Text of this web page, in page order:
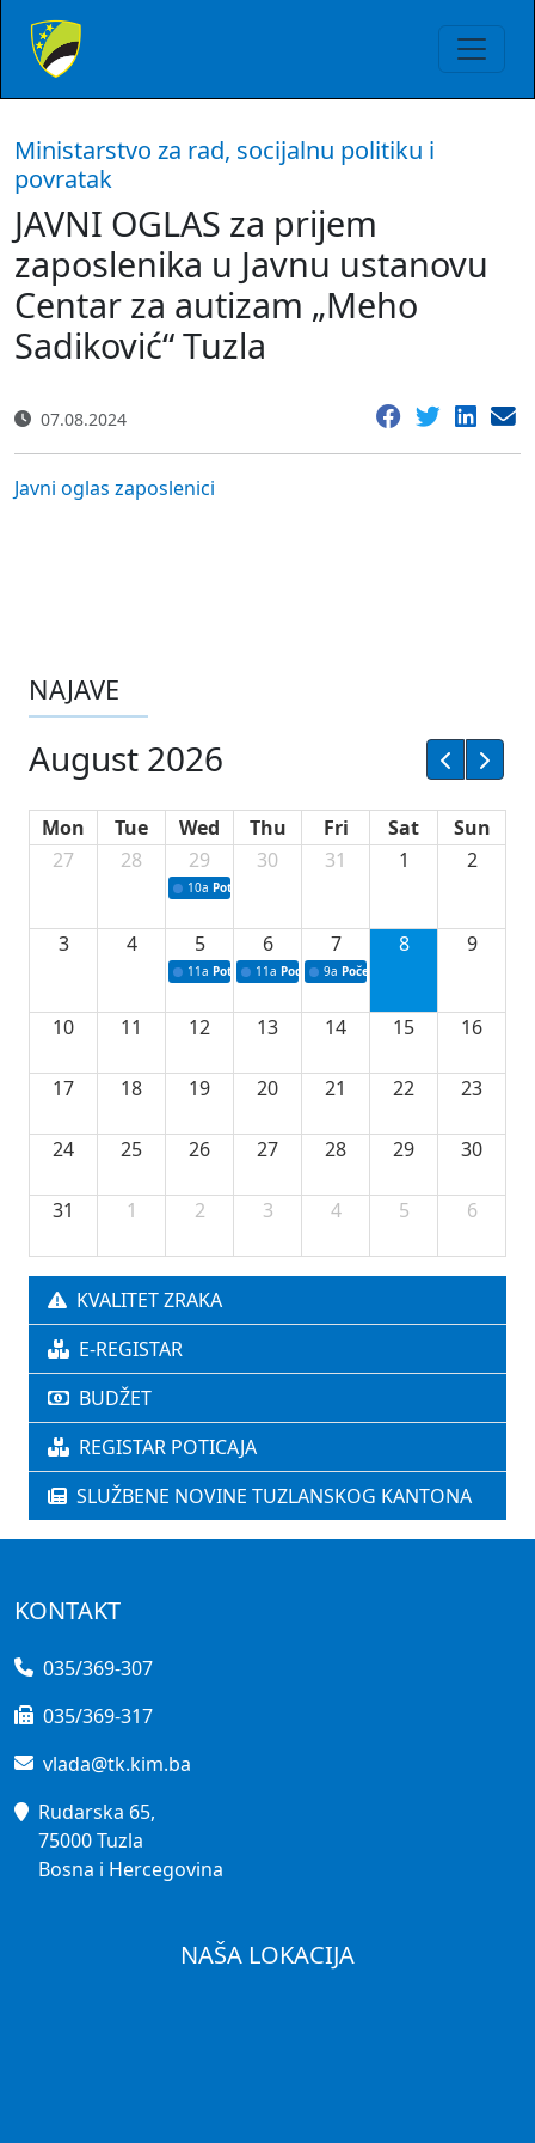
Ministarstvo za rad, socijalnu politiku i
povratak
JAVNI OGLAS za prijem
zaposlenika u Javnu ustanovu
Centar za autizam „Meho
Sadiković“ Tuzla
07.08.2024
Javni oglas zaposlenici
NAJAVE
August 2026
Mon Tue Wed Thu Fri Sat
Sun
27
28 29
10a Potpisivanje ugovora sa neprofitnim
30 31 1 2
3 4 5
11a Potpisivanje ugovora o stipendijama za
6
11a Podrška razvoju vodne infrastrukture u
7
9a Početak izgradnje nove
8 9
10 11 12 13 14 15 16
17 18 19 20 21 22 23
24 25 26 27 28 29 30
31 1 2 3 4 5 6
KVALITET ZRAKA
E-REGISTAR
BUDŽET
REGISTAR POTICAJA
SLUŽBENE NOVINE TUZLANSKOG KANTONA
KONTAKT
035/369-307
035/369-317
vlada@tk.kim.ba
Rudarska 65,
75000 Tuzla
Bosna i Hercegovina
NAŠA LOKACIJA